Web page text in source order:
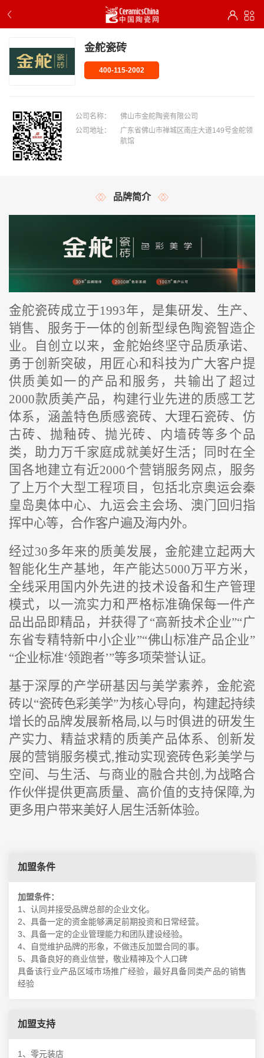
金舵瓷砖
400-115-2002
公司名称：
佛山市金舵陶瓷有限公司
公司地址：
广东省佛山市禅城区南庄大道149号金舵领
航馆
品牌简介
金舵瓷砖成立于1993年，是集研发、生产、
销售、服务于一体的创新型绿色陶瓷智造企
业。自创立以来，金舵始终坚守品质承诺、
勇于创新突破，用匠心和科技为广大客户提
供质美如一的产品和服务，共输出了超过
2000款质美产品， 构建行业先进的质感工艺
体系， 涵盖特色质感瓷砖、大理石瓷砖、仿
古砖、抛釉砖、抛光砖、内墙砖等多个品
类， 助力万千家庭成就美好生活；同时在全
国各地建立有近2000个营销服务网点，服务
了上万个大型工程项目，包括北京奥运会秦
皇岛奥体中心、九运会主会场、澳门回归指
挥中心等，合作客户遍及海内外。
经过30多年来的质美发展，金舵建立起两大
智能化生产基地，年产能达5000万平方米，
全线采用国内外先进的技术设备和生产管理
模式，以一流实力和严格标准确保每一件产
品出品即精品 ，并获得了“高新技术企业”“广
东省专精特新中小企业”“佛山标准产品企业”
“企业标准‘领跑者’”等多项荣誉认证。
基于深厚的产学研基因 与美学素养， 金舵瓷
砖以“瓷砖色彩美学”为核心导向， 构建起持续
增长的品牌发展新格局,以与时俱进的研发生
产实力、精益求精的质美产品体系、创新发
展的营销服务模式,推动实现瓷砖色彩美学与
空间、与生活、与商业的融合共创,为战略合
作伙伴提供更高质量、高价值的支持保障,为
更多用户带来美好人居生活新体验。
加盟条件
加盟条件：
1、认同并接受品牌总部的企业文化。
2、具备一定的资金能够满足前期投资和日常经营。
3、具备一定的企业管理能力和团队建设经验。
4、自觉维护品牌的形象，不做违反加盟合同的事。
5、具备良好的商业信誉，敬业精神及个人口碑
具备该行业产品区域市场推广经验，最好具备同类产品的销售
经验
加盟支持
1、零元装店